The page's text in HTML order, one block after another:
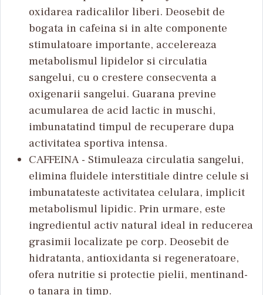
oxidarea radicalilor liberi. Deosebit de
bogata in cafeina si in alte componente
stimulatoare importante, accelereaza
metabolismul lipidelor si circulatia
sangelui, cu o crestere consecventa a
oxigenarii sangelui. Guarana previne
acumularea de acid lactic in muschi,
imbunatatind timpul de recuperare dupa
activitatea sportiva intensa.
CAFFEINA - Stimuleaza circulatia sangelui,
elimina fluidele interstitiale dintre celule si
imbunatateste activitatea celulara, implicit
metabolismul lipidic. Prin urmare, este
ingredientul activ natural ideal in reducerea
grasimii localizate pe corp. Deosebit de
hidratanta, antioxidanta si regeneratoare,
ofera nutritie si protectie pielii, mentinand-
o tanara in timp.